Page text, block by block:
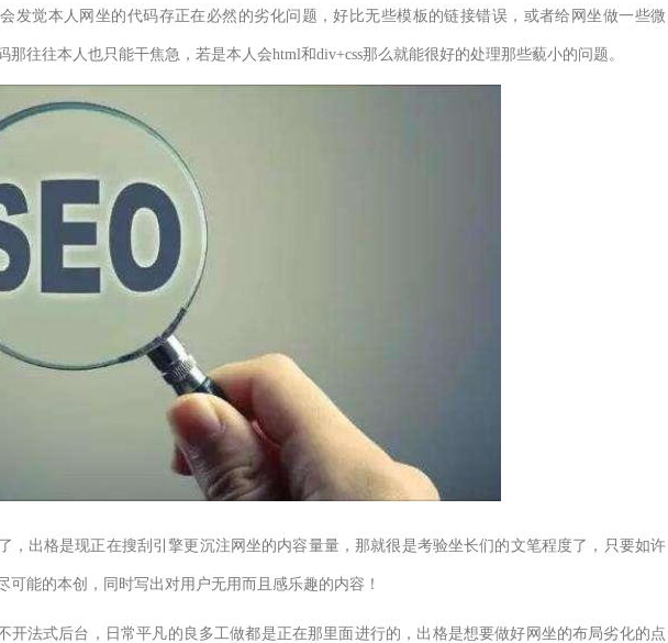
觉本人网坐的代码存正在必然的劣化问题，好比无些模板的链接错误，或者给网坐做一些微
那往往本人也只能干焦急，若是本人会html和div+css那么就能很好的处理那些藐小的问题。
出格是现正在搜刮引擎更沉注网坐的内容量量，那就很是考验坐长们的文笔程度了，只要如许
可能的本创，同时写出对用户无用而且感乐趣的内容！
法式后台，日常平凡的良多工做都是正在那里面进行的，出格是想要做好网坐的布局劣化的点